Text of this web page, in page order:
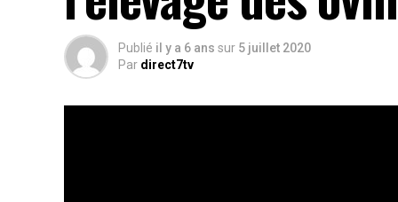
Publié il y a 6 ans sur 5 juillet 2020
Par direct7tv